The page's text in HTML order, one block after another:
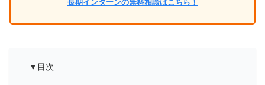
長期インターンの無料相談はこちら！
▼目次